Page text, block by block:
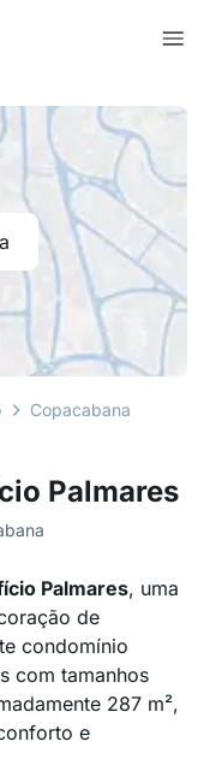
Palmares
Palmares, uma
de
condomínio
com tamanhos
287 m²,
e
Copacabana